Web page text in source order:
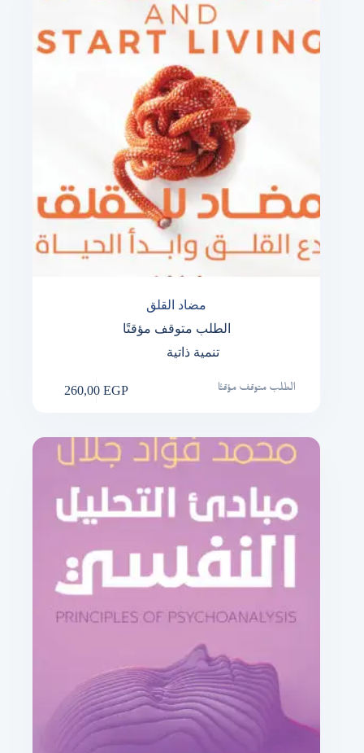
مضاد القلق
الطلب متوقف مؤقتًا
تنمية ذاتية
260,00EGP الطلب متوقف مؤقتًا